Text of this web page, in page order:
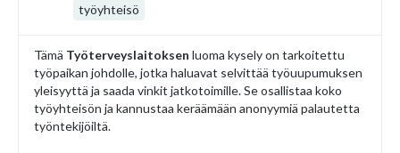
työyhteisö
Tämä Työterveyslaitoksen luoma kysely on tarkoitettu
työpaikan johdolle, jotka haluavat selvittää työuupumuksen
yleisyyttä ja saada vinkit jatkotoimille. Se osallistaa koko
työyhteisön ja kannustaa keräämään anonyymiä palautetta
työntekijöiltä.